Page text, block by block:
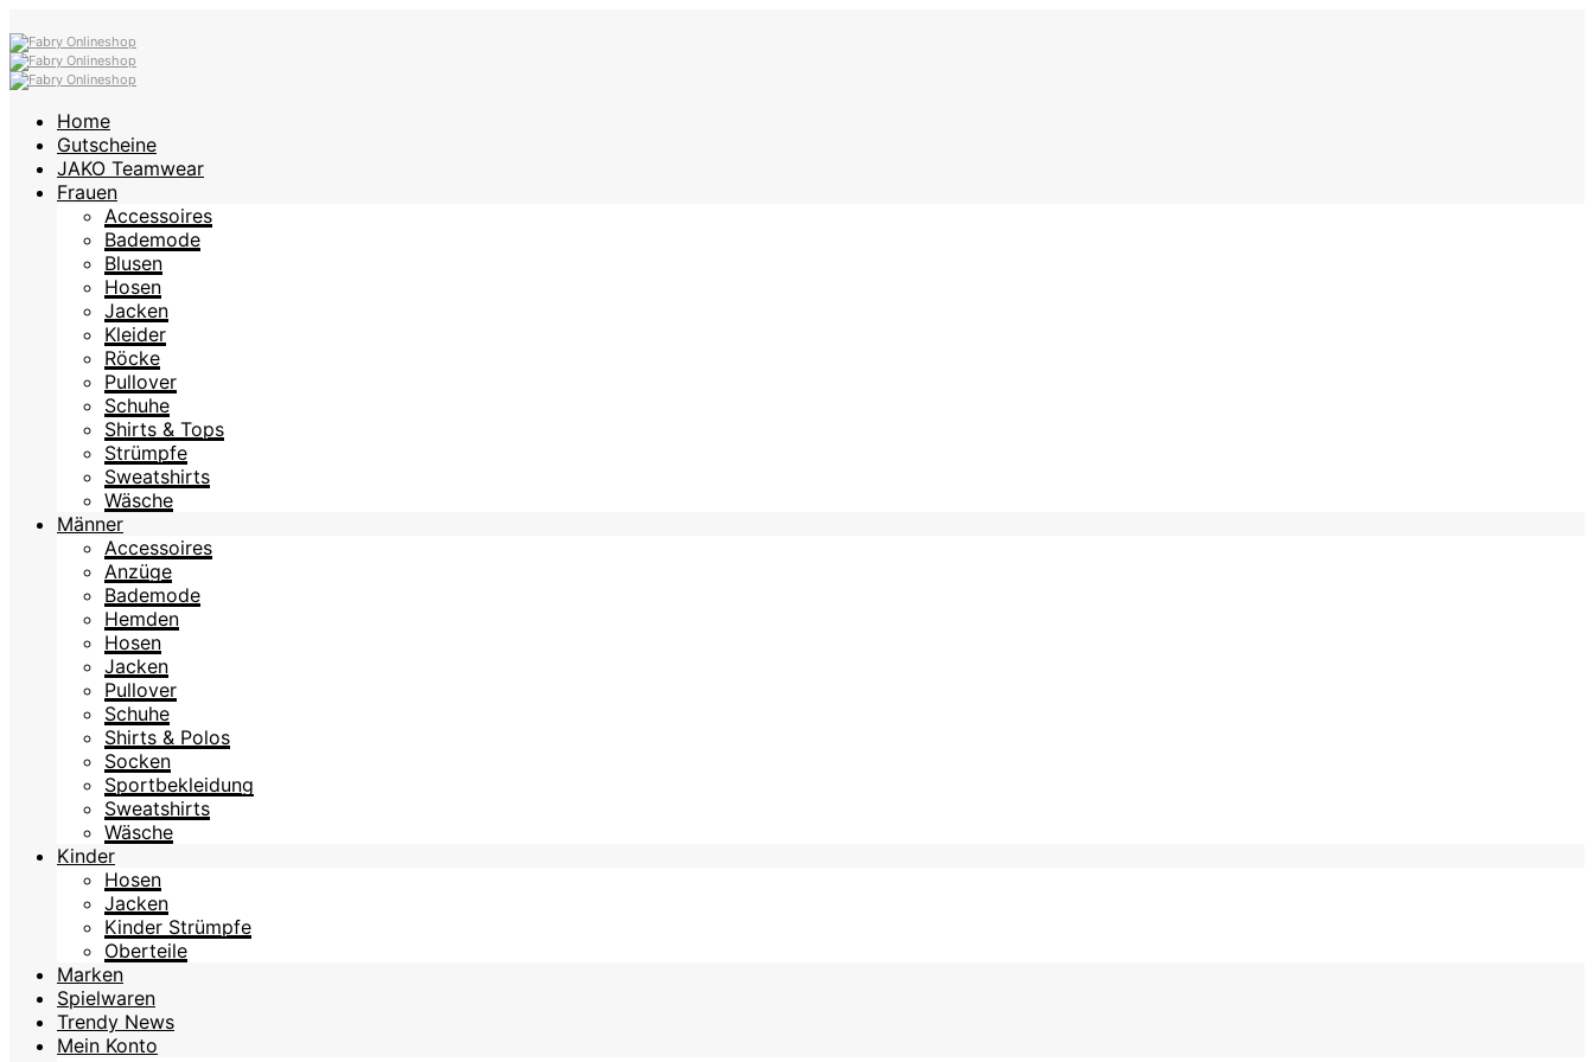
Home
Gutscheine
JAKO Teamwear
Frauen
Accessoires
Bademode
Blusen
Hosen
Jacken
Kleider
Röcke
Pullover
Schuhe
Shirts & Tops
Strümpfe
Sweatshirts
Wäsche
Männer
Accessoires
Anzüge
Bademode
Hemden
Hosen
Jacken
Pullover
Schuhe
Shirts & Polos
Socken
Sportbekleidung
Sweatshirts
Wäsche
Kinder
Hosen
Jacken
Kinder Strümpfe
Oberteile
Marken
Spielwaren
Trendy News
Mein Konto